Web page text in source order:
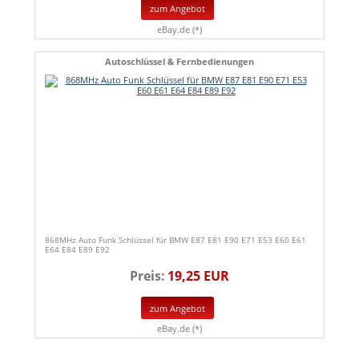
zum Angebot
eBay.de (*)
Autoschlüssel & Fernbedienungen
868MHz Auto Funk Schlüssel für BMW E87 E81 E90 E71 E53 E60 E61
E64 E84 E89 E92
Preis: 19,25 EUR
zum Angebot
eBay.de (*)